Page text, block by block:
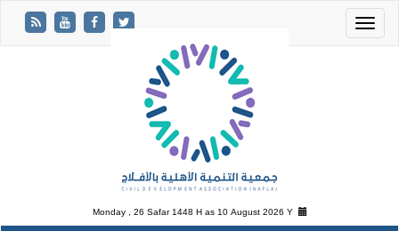
Monday , 26 Safar 1448 H as10 August 2026 Y